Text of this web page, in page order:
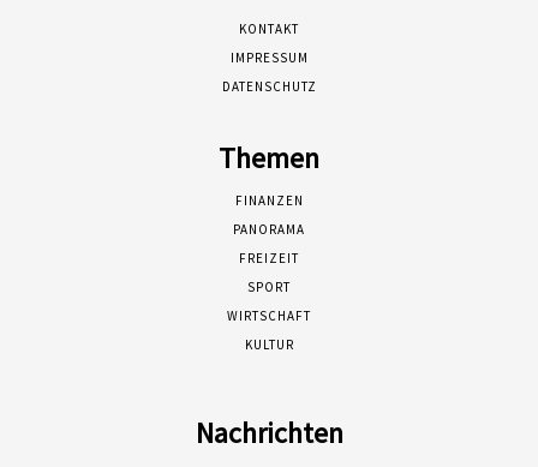
KONTAKT
IMPRESSUM
DATENSCHUTZ
Themen
FINANZEN
PANORAMA
FREIZEIT
SPORT
WIRTSCHAFT
KULTUR
Nachrichten